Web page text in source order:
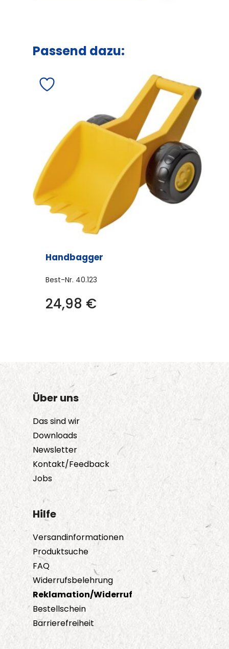
Passend dazu:
Handbagger
Best-Nr. 40.123
24,98 €
Über uns
Das sind wir
Downloads
Newsletter
Kontakt/Feedback
Jobs
Hilfe
Versandinformationen
Produktsuche
FAQ
Widerrufsbelehrung
Reklamation/Widerruf
Bestellschein
Barrierefreiheit